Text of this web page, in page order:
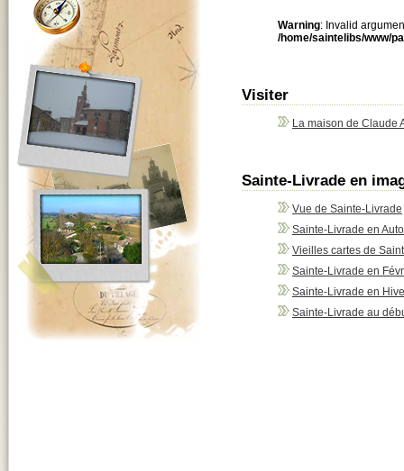
Warning: Invalid
/home/saintelibs/www/
Visiter
La maison de Claude
Sainte-Livrade en
Vue de Sainte-Livrade
Sainte-Livrade en
Vieilles cartes de
Sainte-Livrade en
Sainte-Livrade en
Sainte-Livrade au